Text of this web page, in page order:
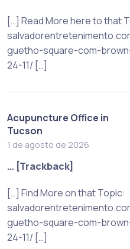
[…] Read More here to that
guetho-square-com-
24-11/ […]
Acupuncture Office in
Tucson
1 de agosto de 2026
… [Trackback]
[…] Find More on that Topic:
guetho-square-com-
24-11/ […]